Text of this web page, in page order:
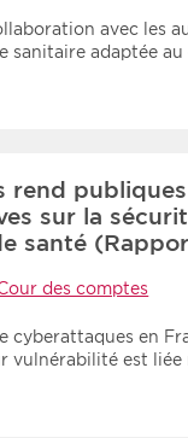
avec les
sanitaire adaptée au
rend
sur la
santé
des comptes
cyberattaques en
vulnérabilité est